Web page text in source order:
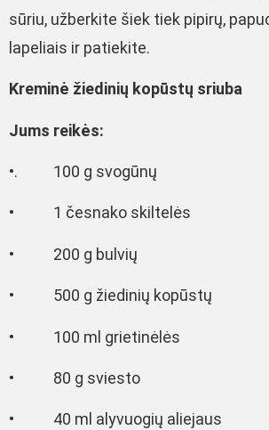
sūriu, užberkite šiek tiek pipirų,
lapeliais ir patiekite.
Kreminė žiedinių kopūstų sriuba
Jums reikės:
•. 100 g svogūnų
• 1 česnako skiltelės
• 200 g bulvių
• 500 g žiedinių kopūstų
• 100 ml grietinėlės
• 80 g sviesto
• 40 ml alyvuogių aliejaus